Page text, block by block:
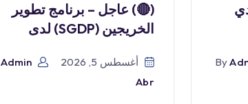
By
(🔴) عاجل – برنامج تطوير
الخريجين (SGDP) لدى
أغسطس 5, 2026
Admin
Abr